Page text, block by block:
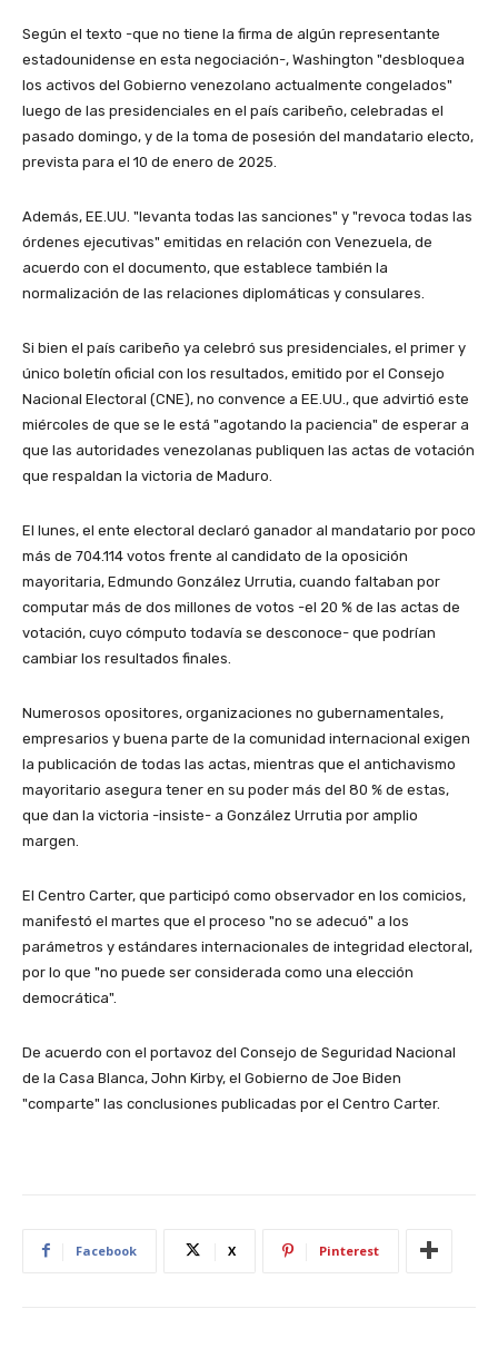
Según el texto -que no tiene la firma de algún representante
estadounidense en esta negociación-, Washington "desbloquea
los activos del Gobierno venezolano actualmente congelados"
luego de las presidenciales en el país caribeño, celebradas el
pasado domingo, y de la toma de posesión del mandatario electo,
prevista para el 10 de enero de 2025.
Además, EE.UU. "levanta todas las sanciones" y "revoca todas las
órdenes ejecutivas" emitidas en relación con Venezuela, de
acuerdo con el documento, que establece también la
normalización de las relaciones diplomáticas y consulares.
Si bien el país caribeño ya celebró sus presidenciales, el primer y
único boletín oficial con los resultados, emitido por el Consejo
Nacional Electoral (CNE), no convence a EE.UU., que advirtió este
miércoles de que se le está "agotando la paciencia" de esperar a
que las autoridades venezolanas publiquen las actas de votación
que respaldan la victoria de Maduro.
El lunes, el ente electoral declaró ganador al mandatario por poco
más de 704.114 votos frente al candidato de la oposición
mayoritaria, Edmundo González Urrutia, cuando faltaban por
computar más de dos millones de votos -el 20 % de las actas de
votación, cuyo cómputo todavía se desconoce- que podrían
cambiar los resultados finales.
Numerosos opositores, organizaciones no gubernamentales,
empresarios y buena parte de la comunidad internacional exigen
la publicación de todas las actas, mientras que el antichavismo
mayoritario asegura tener en su poder más del 80 % de estas,
que dan la victoria -insiste- a González Urrutia por amplio
margen.
El Centro Carter, que participó como observador en los comicios,
manifestó el martes que el proceso "no se adecuó" a los
parámetros y estándares internacionales de integridad electoral,
por lo que "no puede ser considerada como una elección
democrática".
De acuerdo con el portavoz del Consejo de Seguridad Nacional
de la Casa Blanca, John Kirby, el Gobierno de Joe Biden
"comparte" las conclusiones publicadas por el Centro Carter.
Facebook X Pinterest